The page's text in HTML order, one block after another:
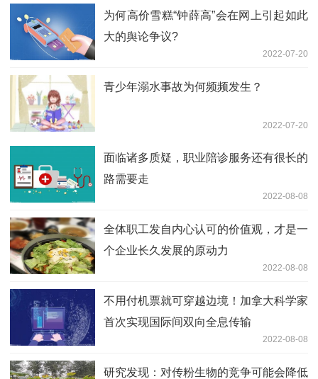
为何高价雪糕“钟薛高”会在网上引起如此
大的舆论争议?
2022-07-20
青少年溺水事故为何频频发生？
2022-07-20
面临诸多质疑，职业陪诊服务还有很长的
路需要走
2022-08-08
全体职工发自内心认可的价值观，才是一
个企业长久发展的原动力
2022-08-08
不用付机票就可穿越边境！加拿大科学家
首次实现国际间双向全息传输
2022-08-08
研究发现：对传粉生物的竞争可能会降低